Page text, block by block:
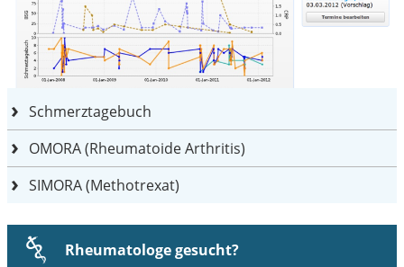
Schmerztagebuch
OMORA (Rheumatoide Arthritis)
SIMORA (Methotrexat)
Rheumatologe gesucht?